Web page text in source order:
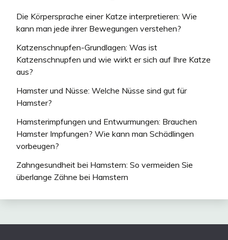
Die Körpersprache einer Katze interpretieren: Wie
kann man jede ihrer Bewegungen verstehen?
Katzenschnupfen-Grundlagen: Was ist
Katzenschnupfen und wie wirkt er sich auf Ihre Katze
aus?
Hamster und Nüsse: Welche Nüsse sind gut für
Hamster?
Hamsterimpfungen und Entwurmungen: Brauchen
Hamster Impfungen? Wie kann man Schädlingen
vorbeugen?
Zahngesundheit bei Hamstern: So vermeiden Sie
überlange Zähne bei Hamstern